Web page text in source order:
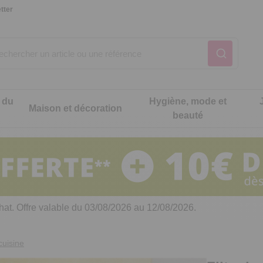
cuisine
de cuisine malins
Notre produit du
Notre produit du
Maison et décoration
Notre produit du
Hygiène, mode et
beauté
intimité
Notre produit du
Notre produit du
Notre produit du
Offre valable du 03/08/2026 au 12/08/2026.